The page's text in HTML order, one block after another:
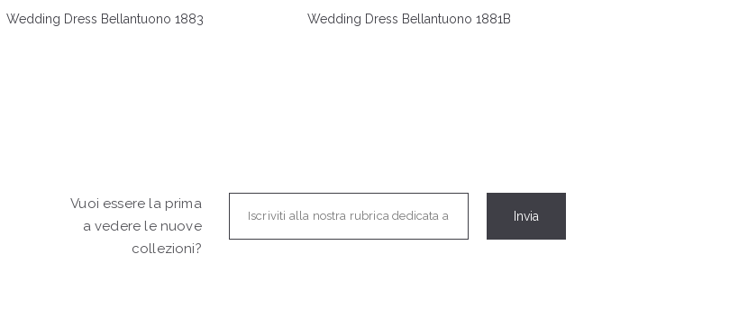
Wedding Dress Bellantuono 1883 Wedding Dress Bellantuono 1881B
Vuoi essere la prima
a vedere le nuove
collezioni?